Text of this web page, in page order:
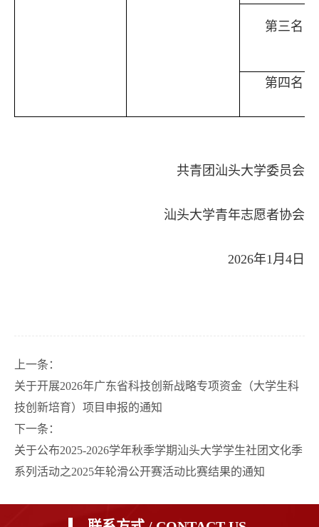
第三名
第四名
共青团汕头大学委员会
汕头大学青年志愿者协会
2026年1月4日
上一条：
关于开展2026年广东省科技创新战略专项资金（大学生科
技创新培育）项目申报的通知
下一条：
关于公布2025-2026学年秋季学期汕头大学学生社团文化季
系列活动之2025年轮滑公开赛活动比赛结果的通知